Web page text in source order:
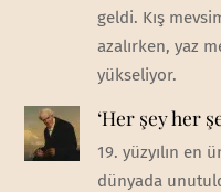
geldi. Kış
azalırken, yaz
yükseliyor.
‘Her şey her
19. yüzyılın en
dünyada